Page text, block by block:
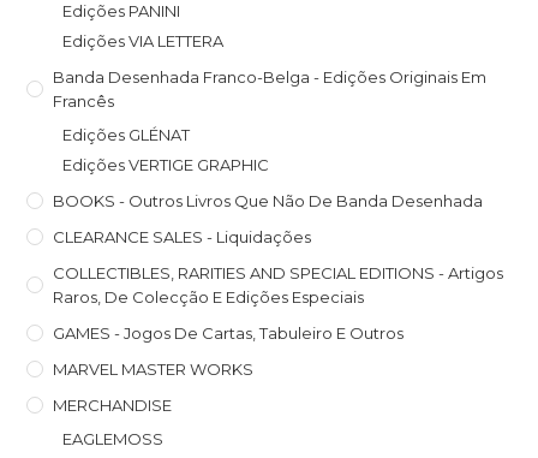
Edições PANINI
Edições VIA LETTERA
Banda Desenhada Franco-Belga - Edições Originais Em
Francês
Edições GLÉNAT
Edições VERTIGE GRAPHIC
BOOKS - Outros Livros Que Não De Banda Desenhada
CLEARANCE SALES - Liquidações
COLLECTIBLES, RARITIES AND SPECIAL EDITIONS - Artigos
Raros, De Colecção E Edições Especiais
GAMES - Jogos De Cartas, Tabuleiro E Outros
MARVEL MASTER WORKS
MERCHANDISE
EAGLEMOSS